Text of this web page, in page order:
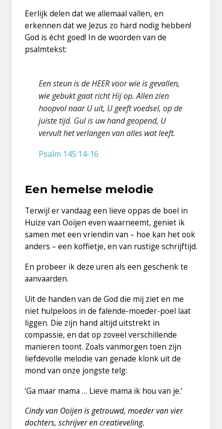
Eerlijk delen dat we allemaal vallen, en
erkennen dat we Jezus zo hard nodig hebben!
God is écht goed! In de woorden van de
psalmtekst:
Een steun is de HEER voor wie is gevallen,
wie gebukt gaat richt Hij op. Allen zien
hoopvol naar U uit, U geeft voedsel, op de
juiste tijd. Gul is uw hand geopend, U
vervult het verlangen van alles wat leeft.
Psalm 145:14-16
Een hemelse melodie
Terwijl er vandaag een lieve oppas de boel in
Huize van Ooijen even waarneemt, geniet ik
samen met een vriendin van – hoe kan het ook
anders – een koffietje, en van rustige schrijftijd.
En probeer ik deze uren als een geschenk te
aanvaarden.
Uit de handen van de God die mij ziet en me
niet hulpeloos in de falende-moeder-poel laat
liggen. Die zijn hand altijd uitstrekt in
compassie, en dat op zoveel verschillende
manieren toont. Zoals vanmorgen toen zijn
liefdevolle melodie van genade klonk uit de
mond van onze jongste telg:
‘Ga maar mama … Lieve mama ik hou van je.’
Cindy van Ooijen is getrouwd, moeder van vier
dochters, schrijver en creatieveling.